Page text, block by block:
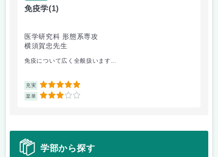
免疫学(1)
医学研究科 形態系専攻
横須賀忠先生
免疫について広く全般扱います...
充実 5
楽単 3
学部から探す